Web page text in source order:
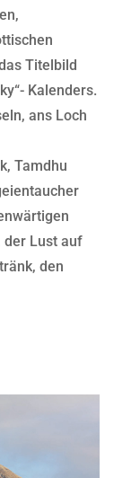
Titelbild
Kalenders.
ans Loch
Tamdhu
der Lust auf
den